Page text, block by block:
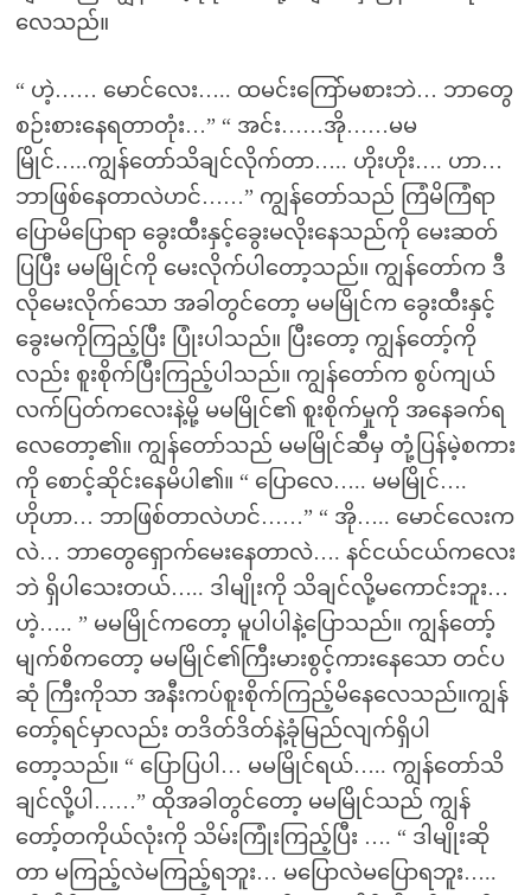
လေသည်။
“ ဟဲ့…… မောင်လေး….. ထမင်းကြော်မစားဘဲ… ဘာတွေ
စဉ်းစားနေရတာတုံး…” “ အင်း……အို……မမ
မြိုင်…..ကျွန်တော်သိချင်လိုက်တာ….. ဟိုးဟိုး…. ဟာ…
ဘာဖြစ်နေတာလဲဟင်……” ကျွန်တော်သည် ကြံမိကြံရာ
ပြောမိပြောရာ ခွေးထီးနှင့်ခွေးမလိုးနေသည်ကို မေးဆတ်
ပြပြီး မမမြိုင်ကို မေးလိုက်ပါတော့သည်။ ကျွန်တော်က ဒီ
လိုမေးလိုက်သော အခါတွင်တော့ မမမြိုင်က ခွေးထီးနှင့်
ခွေးမကိုကြည့်ပြီး ပြုံးပါသည်။ ပြီးတော့ ကျွန်တော့်ကို
လည်း စူးစိုက်ပြီးကြည့်ပါသည်။ ကျွန်တော်က စွပ်ကျယ်
လက်ပြတ်ကလေးနဲ့မို့ မမမြိုင်၏ စူးစိုက်မှုကို အနေခက်ရ
လေတော့၏။ ကျွန်တော်သည် မမမြိုင်ဆီမှ တုံ့ပြန်မဲ့စကား
ကို စောင့်ဆိုင်းနေမိပါ၏။ “ ပြောလေ….. မမမြိုင်….
ဟိုဟာ… ဘာဖြစ်တာလဲဟင်……” “ အို….. မောင်လေးက
လဲ… ဘာတွေရှောက်မေးနေတာလဲ…. နင်ငယ်ငယ်ကလေး
ဘဲ ရှိပါသေးတယ်….. ဒါမျိုးကို သိချင်လို့မကောင်းဘူး…
ဟဲ့….. ” မမမြိုင်ကတော့ မူပါပါနဲ့ပြောသည်။ ကျွန်တော့်
မျက်စိကတော့ မမမြိုင်၏ကြီးမားစွင့်ကားနေသော တင်ပ
ဆုံ ကြီးကိုသာ အနီးကပ်စူးစိုက်ကြည့်မိနေလေသည်။ကျွန်
တော့်ရင်မှာလည်း တဒိတ်ဒိတ်နဲ့ခုံမြည်လျက်ရှိပါ
တော့သည်။ “ ပြောပြပါ… မမမြိုင်ရယ်….. ကျွန်တော်သိ
ချင်လို့ပါ……” ထိုအခါတွင်တော့ မမမြိုင်သည် ကျွန်
တော့်တကိုယ်လုံးကို သိမ်းကြုံးကြည့်ပြီး …. “ ဒါမျိုးဆို
တာ မကြည့်လဲမကြည့်ရဘူး… မပြောလဲမပြောရဘူး…..